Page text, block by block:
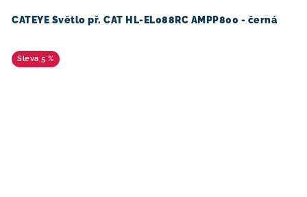
CATEYE Světlo př. CAT HL-EL088RC AMPP800 - černá
5 %